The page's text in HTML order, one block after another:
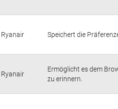
Ryanair Speichert die
Ryanair
Ermöglicht es dem
zu erinnern.